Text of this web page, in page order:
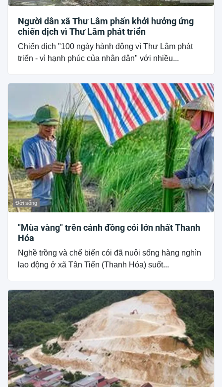
Người dân xã Thư Lâm phấn khởi hưởng ứng
chiến dịch vì Thư Lâm phát triển
Chiến dịch "100 ngày hành động vì Thư Lâm phát
triển - vì hạnh phúc của nhân dân" với nhiều...
Đời sống
"Mùa vàng" trên cánh đồng cói lớn nhất Thanh
Hóa
Nghề trồng và chế biến cói đã nuôi sống hàng nghìn
lao động ở xã Tân Tiến (Thanh Hóa) suốt...